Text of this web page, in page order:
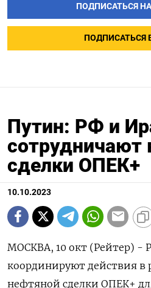
ПОДПИСАТЬСЯ
ПОДПИСАТЬСЯ В
Путин: РФ и
сотрудничают
сделки ОПЕК+
10.10.2023
МОСКВА, 10 окт (Рейтер) -
координируют действия в
нефтяной сделки ОПЕК+